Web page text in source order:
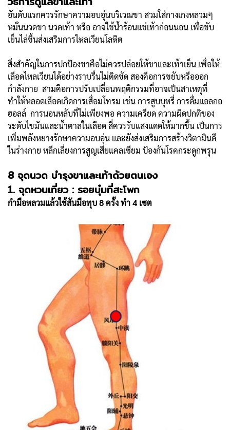
อันดับแรกควรรักษาความอบอุ่นบริเวณขา สวมใส่กางเกงหลวมๆ
หมั่นนวดขา นวดเท้า หรือ อาจใช้น้ำร้อนแช่เท้าก่อนนอน เพื่อขับ
เย็นไล่ชื้นส่งเสริมการไหลเวียนโลหิต
สิ่งสำคัญในการปกป้องขาคือไม่ควรปล่อยให้ขาและเท้าเย็น เพื่อให้
เลือดไหลเวียนได้อย่างราบรื่นไม่ติดขัด สองคือการขยับหรือออก
กำลังกาย สามคือการปรับเปลี่ยนพฤติกรรมที่อาจเป็นสาเหตุที่
ทำให้หลอดเลือดเกิดการเสื่อมโทรม เช่น การสูบบุหรี่ การดื่มแอลกอ
ฮอลล์ การนอนหลับที่ไม่เพียงพอ ความเครียด ความผิดปกติของ
ระดับไขมันและน้ำตาลในเลือด สี่ควรรับแสงแดดให้มากขึ้น เป็นการ
เพิ่มพลังหยางรักษาความอบอุ่น และยังส่งเสริมการสร้างวิตามินดี
ในร่างกาย หลีกเลี่ยงการสูญเสียแคลเซียม ป้องกันโรคกระดูกพรุน
8 จุดนวด บำรุงขาและเท้าด้วยตนเอง
1. จุดหวนเที่ยว : รอยบุ๋มที่สะโพก
กำมือหลวมแล้วใช้สันมือทุบ 8 ครั้ง ทำ 4 เซต